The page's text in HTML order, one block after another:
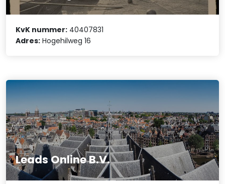
KvK nummer: 40407831
Adres: Hogehilweg 16
Leads Online B.V.